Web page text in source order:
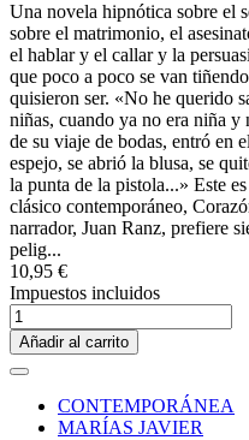
Una novela hipnótica sobre el
sobre el matrimonio, el
el hablar y el callar y la
que poco a poco se van
quisieron ser. «No he querido
niñas, cuando ya no era niña y
de su viaje de bodas, entró en
espejo, se abrió la blusa, se
la punta de la pistola...» Este
clásico contemporáneo,
narrador, Juan Ranz, prefiere
pelig...
10,95 €
Impuestos incluidos
Añadir al carrito
CONTEMPORÁNEA
MARÍAS JAVIER